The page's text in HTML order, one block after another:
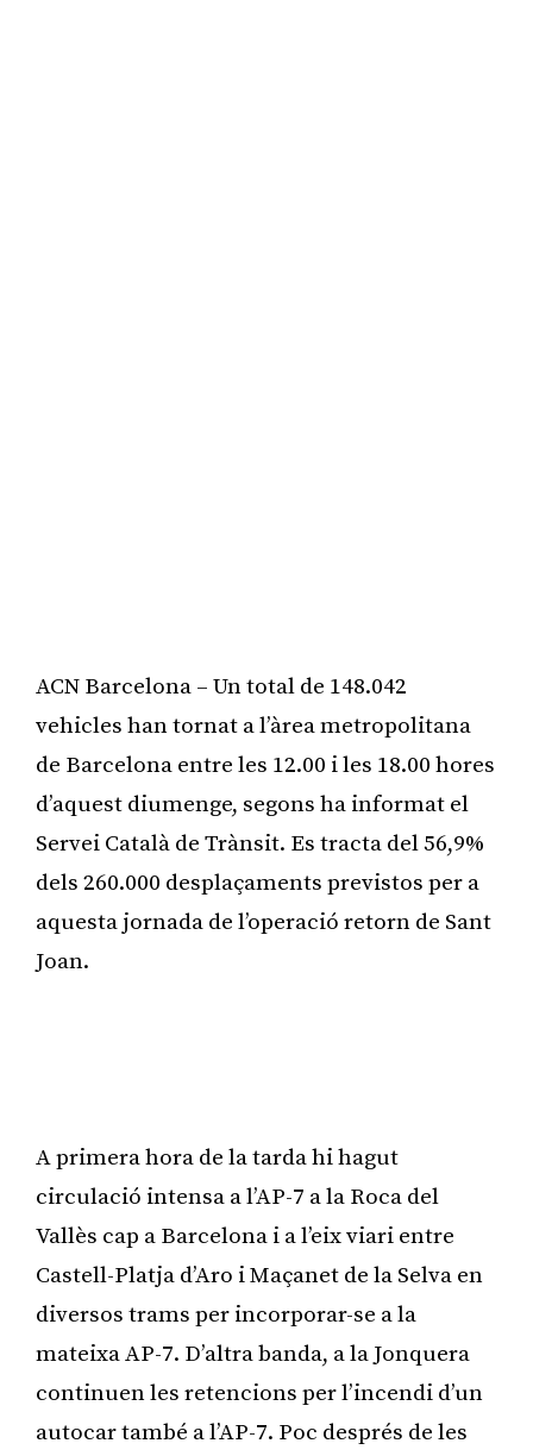
ACN Barcelona – Un total de 148.042
vehicles han tornat a l’àrea metropolitana
de Barcelona entre les 12.00 i les 18.00 hores
d’aquest diumenge, segons ha informat el
Servei Català de Trànsit. Es tracta del 56,9%
dels 260.000 desplaçaments previstos per a
aquesta jornada de l’operació retorn de Sant
Joan.
A primera hora de la tarda hi hagut
circulació intensa a l’AP-7 a la Roca del
Vallès cap a Barcelona i a l’eix viari entre
Castell-Platja d’Aro i Maçanet de la Selva en
diversos trams per incorporar-se a la
mateixa AP-7. D’altra banda, a la Jonquera
continuen les retencions per l’incendi d’un
autocar també a l’AP-7. Poc després de les